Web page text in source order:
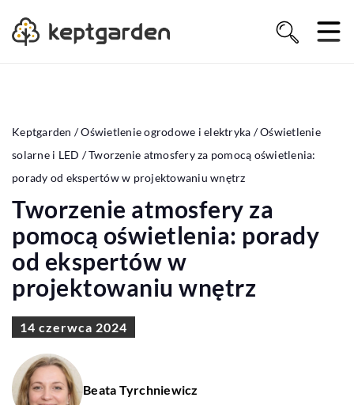
Keptgarden /Oświetlenie ogrodowe i elektryka /Oświetlenie
solarne i LED /Tworzenie atmosfery za pomocą oświetlenia:
porady od ekspertów w projektowaniu wnętrz
Tworzenie atmosfery za
pomocą oświetlenia: porady
od ekspertów w
projektowaniu wnętrz
14 czerwca 2024
Beata Tyrchniewicz